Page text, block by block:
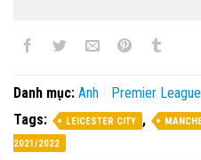
Danh mục: Anh
Premier League
Tags:
LEICESTER CITY ,
2021/2022